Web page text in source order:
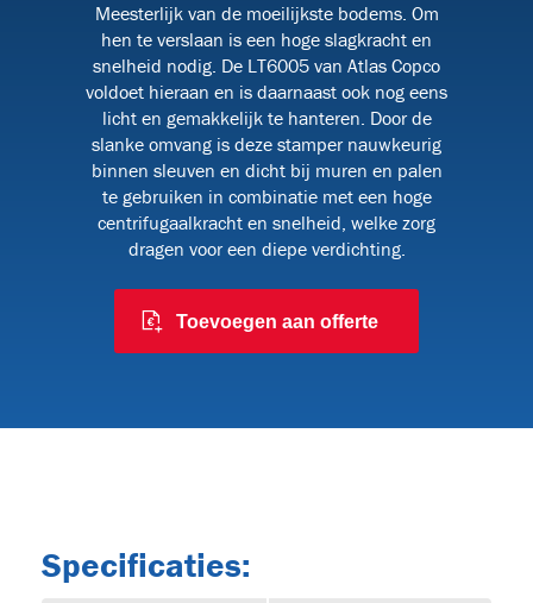
Meesterlijk van de moeilijkste bodems. Om
hen te verslaan is een hoge slagkracht en
snelheid nodig. De LT6005 van Atlas Copco
voldoet hieraan en is daarnaast ook nog eens
licht en gemakkelijk te hanteren. Door de
slanke omvang is deze stamper nauwkeurig
binnen sleuven en dicht bij muren en palen
te gebruiken in combinatie met een hoge
centrifugaalkracht en snelheid, welke zorg
dragen voor een diepe verdichting.
Toevoegen aan offerte
Specificaties: